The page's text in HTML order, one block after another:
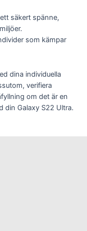
säkert spänne,
som kämpar
dina individuella
verifiera
om det är en
Galaxy S22 Ultra.